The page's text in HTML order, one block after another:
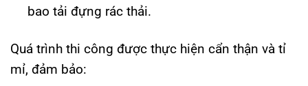
bao tải đựng rác thải.
Quá trình thi công được thực hiện cẩn thận và tỉ
mỉ, đảm bảo: